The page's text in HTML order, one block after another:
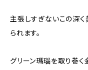
主張しすぎないこの深
られます。
グリーン瑪瑙を取り巻く